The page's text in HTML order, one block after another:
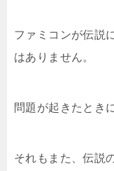
ファミコンが伝説
はありません。
問題が起きたとき
それもまた、伝説